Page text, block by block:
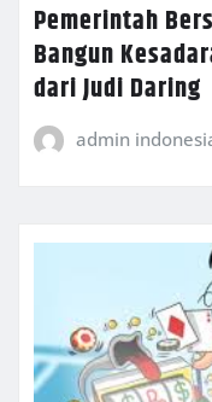
Pemerintah
Bangun
dari Judi Daring
admin